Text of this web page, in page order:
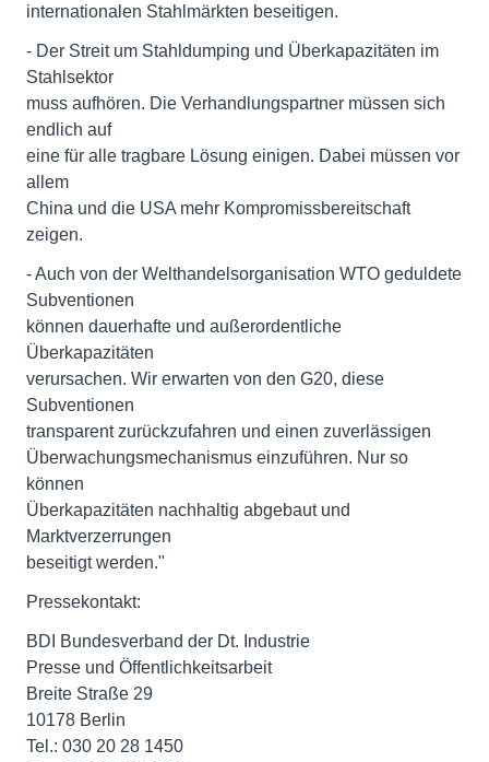
internationalen Stahlmärkten beseitigen.
- Der Streit um Stahldumping und Überkapazitäten im
Stahlsektor
muss aufhören. Die Verhandlungspartner müssen sich
endlich auf
eine für alle tragbare Lösung einigen. Dabei müssen vor
allem
China und die USA mehr Kompromissbereitschaft
zeigen.
- Auch von der Welthandelsorganisation WTO geduldete
Subventionen
können dauerhafte und außerordentliche
Überkapazitäten
verursachen. Wir erwarten von den G20, diese
Subventionen
transparent zurückzufahren und einen zuverlässigen
Überwachungsmechanismus einzuführen. Nur so
können
Überkapazitäten nachhaltig abgebaut und
Marktverzerrungen
beseitigt werden."
Pressekontakt:
BDI Bundesverband der Dt. Industrie
Presse und Öffentlichkeitsarbeit
Breite Straße 29
10178 Berlin
Tel.: 030 20 28 1450